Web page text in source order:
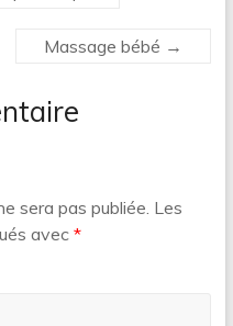
Massage bébé →
sera pas publiée. Les
avec *